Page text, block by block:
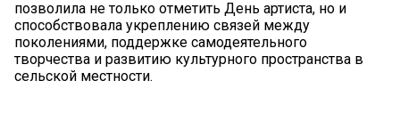
позволила не только отметить День артиста, но и
способствовала укреплению связей между
поколениями, поддержке самодеятельного
творчества и развитию культурного пространства в
сельской местности.